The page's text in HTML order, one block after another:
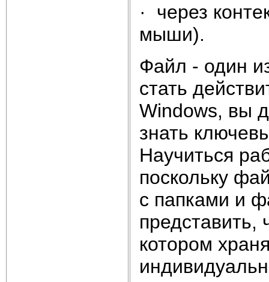
· через
мыши).
Файл - один
стать
Windows, вы
знать
Научиться
поскольку
с папками и
представить,
котором